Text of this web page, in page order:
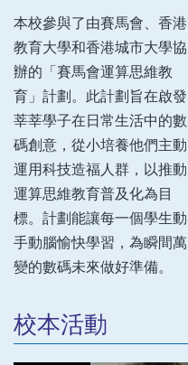
本校參與了由賽馬會、香港
教育大學和香港城市大學協
辦的「賽馬會運算思維教
育」計劃。此計劃旨在啟發
莘莘學子在日常生活中的數
碼創意，從小培養他們主動
運用科技造福人群，以推動
運算思維教育普及化為目
標。計劃能讓每一個學生動
手動腦愉快學習，為瞬間萬
變的數碼未來做好準備。
校本活動